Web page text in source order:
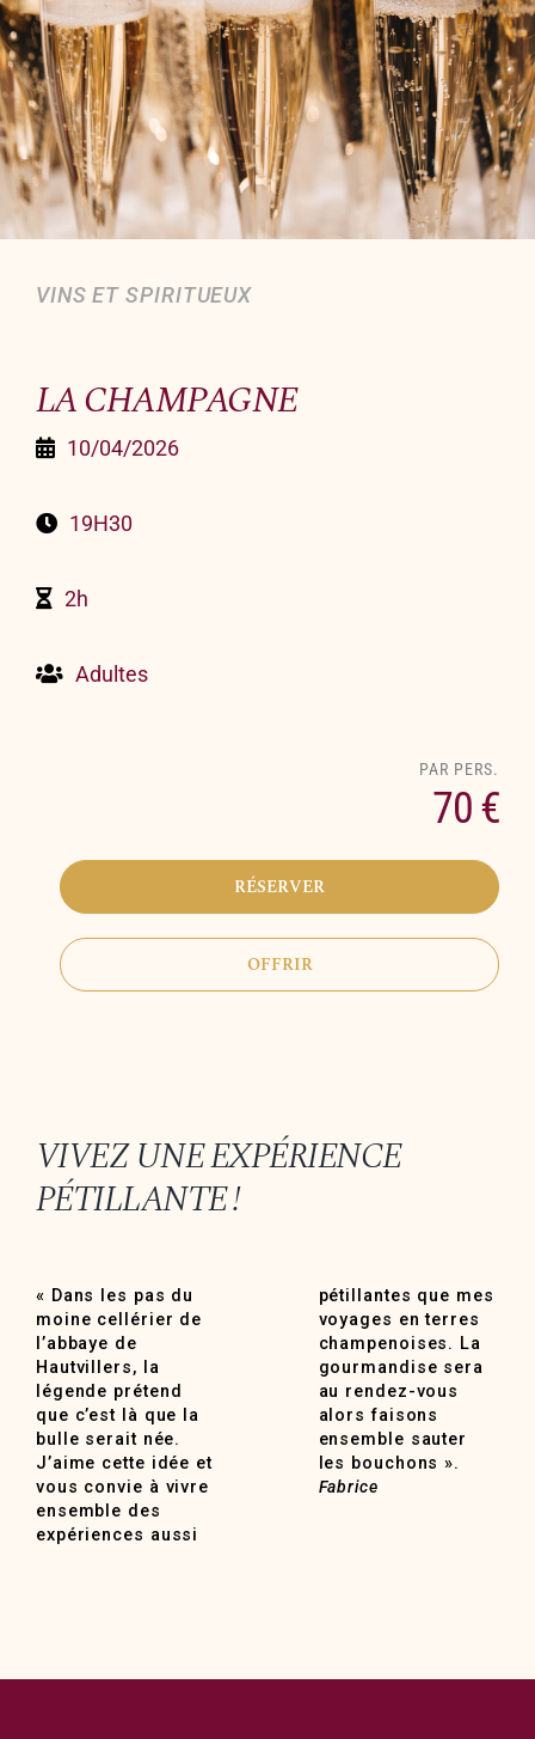
Organiser un événement
Offrir un bon cadeau
Nous contacter
NOUS CONTACTER
VINS ET SPIRITUEUX
LA CHAMPAGNE
10/04/2026
19H30
2h
Adultes
70 €
RÉSERVER
OFFRIR
VIVEZ UNE EXPÉRIENCE
PÉTILLANTE !
« Dans les pas du
moine cellérier de
l’abbaye de
Hautvillers, la
légende prétend
que c’est là que la
bulle serait née.
J’aime cette idée et
vous convie à vivre
ensemble des
expériences aussi
pétillantes que mes
voyages en terres
champenoises. La
gourmandise sera
au rendez-vous
alors faisons
ensemble sauter
les bouchons ».
Fabrice